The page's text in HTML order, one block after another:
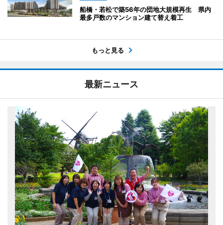
船橋・若松で築56年の団地大規模再生 県内
最多戸数のマンション建て替え着工
もっと見る
最新ニュース